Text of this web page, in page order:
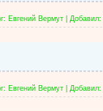
Евгений Вермут| Добавил:
Евгений Вермут| Добавил: